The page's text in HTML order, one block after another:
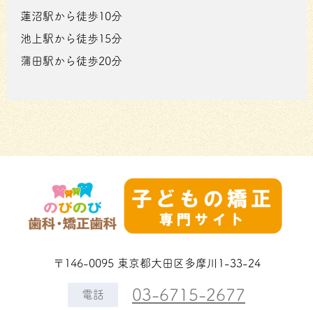
蓮沼駅から徒歩10分
池上駅から徒歩15分
蒲田駅から徒歩20分
〒146-0095 東京都大田区多摩川1-33-24
電話 03-6715-2677